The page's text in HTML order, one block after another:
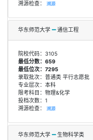
溯源检查： 溯源
华东师范大学 通信工程
院校代码：3105
最低分数：659
最低位次：7295
录取批次：普通类 平行志愿批
专业层次：本科
限考科目：物理&化学
投档次数：1
溯源检查： 溯源
华东师范大学 生物科学类